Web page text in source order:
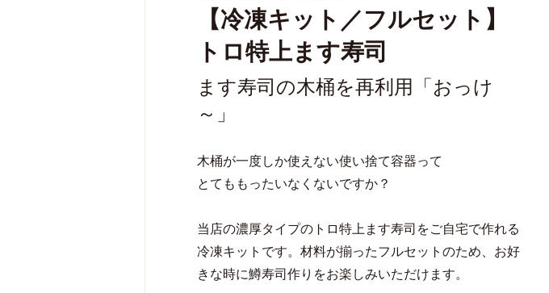
【冷凍キット／フルセット】
トロ特上ます寿司
ます寿司の木桶を再利用「おっけ
～」
木桶が一度しか使えない使い捨て容器って
とてももったいなくないですか？
当店の濃厚タイプのトロ特上ます寿司をご自宅で作れる
冷凍キットです。材料が揃ったフルセットのため、お好
きな時に鱒寿司作りをお楽しみいただけます。